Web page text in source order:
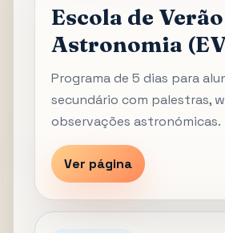
Escola de
Astronomia
Programa de 5 dias para
secundário com palestras,
observações astronómicas.
Ver página